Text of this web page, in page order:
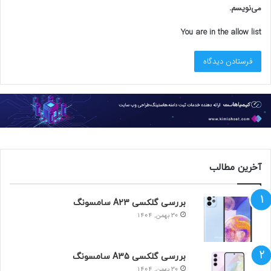
شرکت های وابسته بود.
این شرکت عمدتاً خدمات تسویه و تامین مالی را برای اوراق بهادار با
درآمد ثابت ارائه می دهد، مانند قرارداد بازخرید (ریپو)، که در آن دارایی
هایی مانند اوراق خزانه به عنوان وثیقه کوتاه مدت استفاده می شود.
زمانی که خبر این هک در وال استریت پخش شد مانند این بود که
بازار مسیر معاملات خود را به شرکت های دیگر تغییر دادند.
برچسب ها حمله سایبری هک بزرگترین بانک جهان هک سیستم بانک
می‌نویسم.
You are in the allow list
آخرین مطالب
بررسی گلکسی A23 سامسونگ
30 بهمن, 1404
بررسی گلکسی A35 سامسونگ